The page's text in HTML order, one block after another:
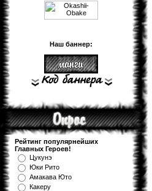
Наш баннер:
Рейтинг популярнейших
Главных Героев!
Цукунэ
Юки Рито
Амакава Юто
Какеру